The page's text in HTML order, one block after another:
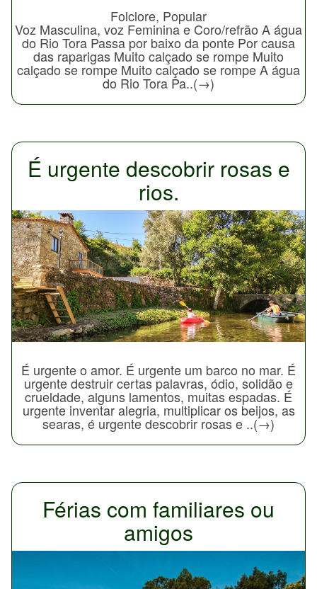
Folclore, Popular
Voz Masculina, voz Feminina e Coro/refrão A água
do Rio Tora Passa por baixo da ponte Por causa
das raparigas Muito calçado se rompe Muito
calçado se rompe Muito calçado se rompe A água
do Rio Tora Pa..(→)
É urgente descobrir rosas e
rios.
É urgente o amor. É urgente um barco no mar. É
urgente destruir certas palavras, ódio, solidão e
crueldade, alguns lamentos, muitas espadas. É
urgente inventar alegria, multiplicar os beijos, as
searas, é urgente descobrir rosas e ..(→)
Férias com familiares ou
amigos